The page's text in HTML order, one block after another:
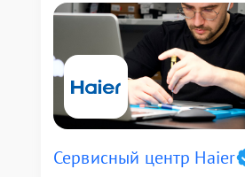
Сервисный центр Haier